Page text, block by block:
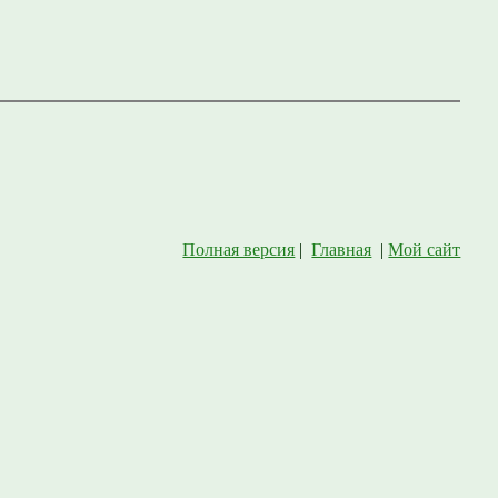
Полная версия |Главная |Мой сайт